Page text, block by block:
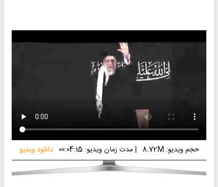
حجم ویدیو: 8.72M |مدت زمان ویدیو: 00:04:15 دانلود ویدیو